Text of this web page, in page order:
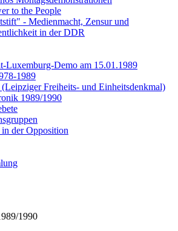
to the People
- Medienmacht, Zensur und
in der DDR
Luxemburg-Demo am 15.01.1989
1989
Freiheits- und Einheitsdenkmal)
1989/1990
in der Opposition
1990